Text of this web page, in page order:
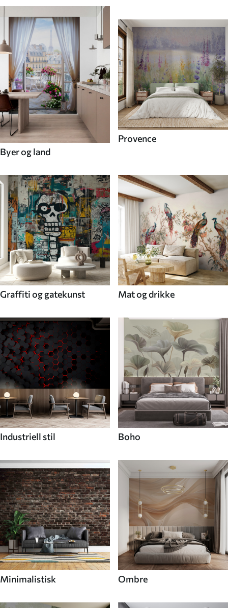
Byer og land
Provence
Graffiti og gatekunst Mat og drikke
Industriell stil Boho
Minimalistisk Ombre